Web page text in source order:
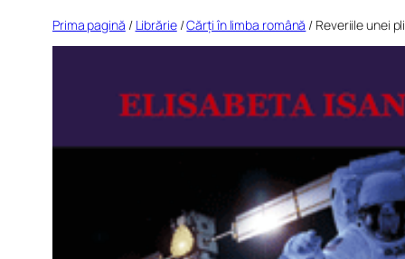
Prima pagină / Librărie/Cărți în limba română / Reveriile unei